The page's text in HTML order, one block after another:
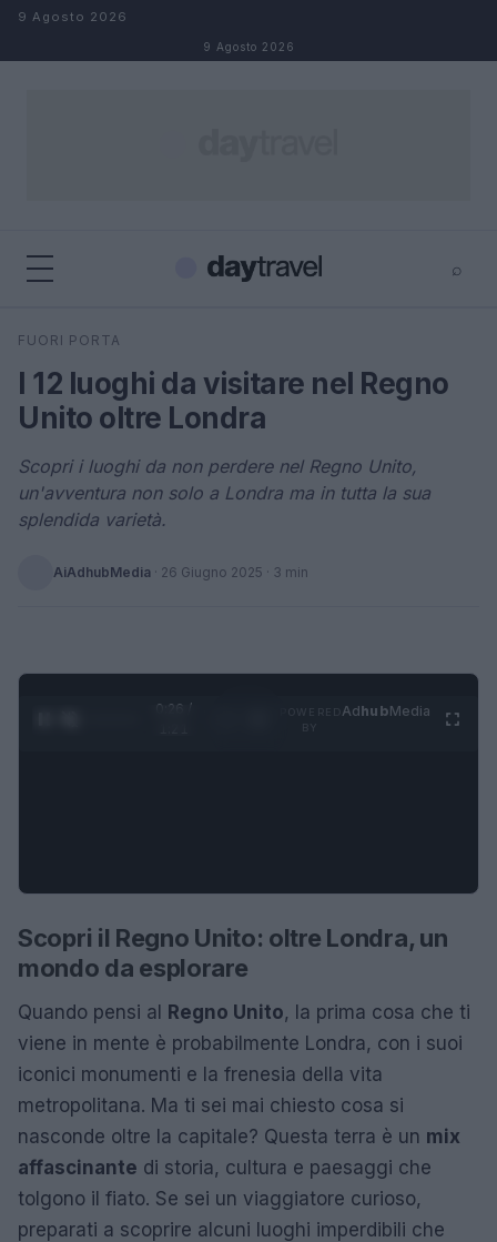
Salta al contenuto
9 Agosto 2026
9 Agosto 2026
⌕
Cerca
FUORI PORTA
I 12 luoghi da visitare nel Regno
Unito oltre Londra
Scopri i luoghi da non perdere nel Regno Unito,
un'avventura non solo a Londra ma in tutta la sua
splendida varietà.
AiAdhubMedia · 26 Giugno 2025 · 3 min
0:27 /
AdhubMedia
Scopri il Regno Unito: oltre Londra, un
mondo da esplorare
Quando pensi al Regno Unito, la prima cosa che ti
viene in mente è probabilmente Londra, con i suoi
iconici monumenti e la frenesia della vita
metropolitana. Ma ti sei mai chiesto cosa si
nasconde oltre la capitale? Questa terra è un mix
affascinante di storia, cultura e paesaggi che
tolgono il fiato. Se sei un viaggiatore curioso,
preparati a scoprire alcuni luoghi imperdibili che